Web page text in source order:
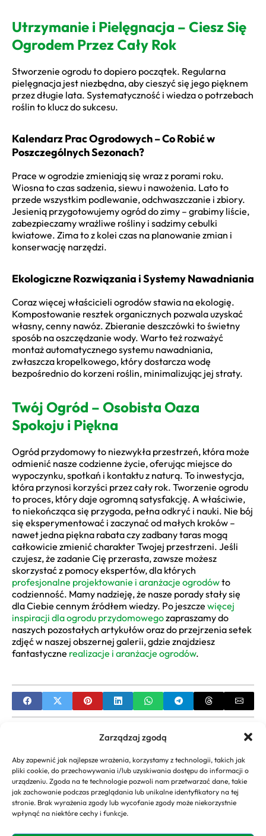
Zarządzaj zgodą
Aby zapewnić jak najlepsze wrażenia, korzystamy z technologii, takich jak
pliki cookie, do przechowywania i/lub uzyskiwania dostępu do informacji o
urządzeniu. Zgoda na te technologie pozwoli nam przetwarzać dane, takie
jak zachowanie podczas przeglądania lub unikalne identyfikatory na tej
stronie. Brak wyrażenia zgody lub wycofanie zgody może niekorzystnie
wpłynąć na niektóre cechy i funkcje.
Utrzymanie i Pielęgnacja – Ciesz Się
Ogrodem Przez Cały Rok
Stworzenie ogrodu to dopiero początek. Regularna
pielęgnacja jest niezbędna, aby cieszyć się jego pięknem
przez długie lata. Systematyczność i wiedza o potrzebach
roślin to klucz do sukcesu.
Kalendarz Prac Ogrodowych – Co Robić w
Poszczególnych Sezonach?
Prace w ogrodzie zmieniają się wraz z porami roku.
Wiosna to czas sadzenia, siewu i nawożenia. Lato to
przede wszystkim podlewanie, odchwaszczanie i zbiory.
Jesienią przygotowujemy ogród do zimy – grabimy liście,
zabezpieczamy wrażliwe rośliny i sadzimy cebulki
kwiatowe. Zima to z kolei czas na planowanie zmian i
konserwację narzędzi.
Ekologiczne Rozwiązania i Systemy Nawadniania
Coraz więcej właścicieli ogrodów stawia na ekologię.
Kompostowanie resztek organicznych pozwala uzyskać
własny, cenny nawóz. Zbieranie deszczówki to świetny
sposób na oszczędzanie wody. Warto też rozważyć
montaż automatycznego systemu nawadniania,
zwłaszcza kropelkowego, który dostarcza wodę
bezpośrednio do korzeni roślin, minimalizując jej straty.
Twój Ogród – Osobista Oaza
Spokoju i Piękna
Ogród przydomowy to niezwykła przestrzeń, która może
odmienić nasze codzienne życie, oferując miejsce do
wypoczynku, spotkań i kontaktu z naturą. To inwestycja,
która przynosi korzyści przez cały rok. Tworzenie ogrodu
to proces, który daje ogromną satysfakcję. A właściwie,
to niekończąca się przygoda, pełna odkryć i nauki. Nie bój
się eksperymentować i zaczynać od małych kroków –
nawet jedna piękna rabata czy zadbany taras mogą
całkowicie zmienić charakter Twojej przestrzeni. Jeśli
czujesz, że zadanie Cię przerasta, zawsze możesz
skorzystać z pomocy ekspertów, dla których
profesjonalne projektowanie i aranżacje ogrodówto
codzienność. Mamy nadzieję, że nasze porady stały się
dla Ciebie cennym źródłem wiedzy. Po jeszcze więcej
inspiracji dla ogrodu przydomowegozapraszamy do
naszych pozostałych artykułów oraz do przejrzenia setek
zdjęć w naszej obszernej galerii, gdzie znajdziesz
fantastyczne realizacje i aranżacje ogrodów.
Jak zaaranżować długi ogród? Porady i inspiracje
projektowe
NEXT
Eustoma: Uprawa i pielęgnacja w ogrodzie.